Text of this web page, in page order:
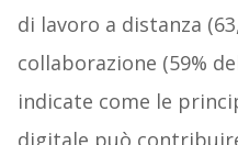
di lavoro a distanza
collaborazione (59%
indicate come le
digitale può